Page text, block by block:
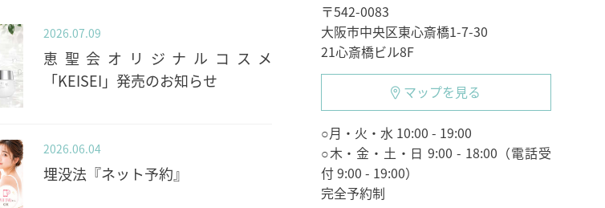
2026.07.09
恵聖会オリジナルコスメ
「KEISEI」発売のお知らせ
2026.06.04
埋没法『ネット予約』
〒542-0083
大阪市中央区東心斎橋1-7-30
21心斎橋ビル8F
マップを見る
○月・火・水 10:00 - 19:00
○木・金・土・日 9:00 - 18:00（電話受
付 9:00 - 19:00）
完全予約制